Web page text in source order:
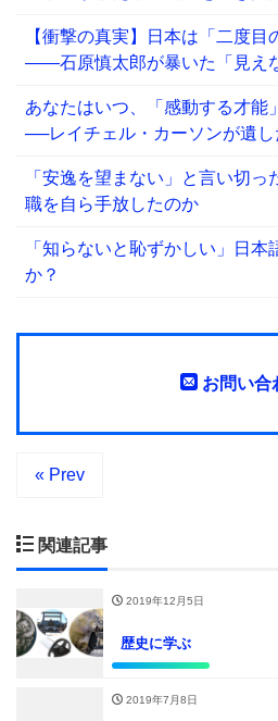
【衝撃の真実】日本は「二度目
――石原慎太郎が暴いた「見え
あなたはいつ、「感動する才能
──レイチェル・カーソンが遺
「安逸を望まない」と言い切
職を自ら手放したのか
「知らないと恥ずかしい」日
か？
お問い合
« Prev
関連記事
2019年12月5日
歴史に学ぶ
2019年7月8日